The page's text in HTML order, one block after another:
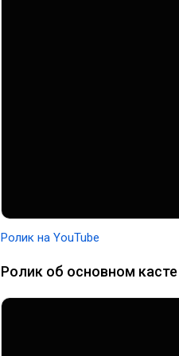
Ролик на YouTube
Ролик об основном касте